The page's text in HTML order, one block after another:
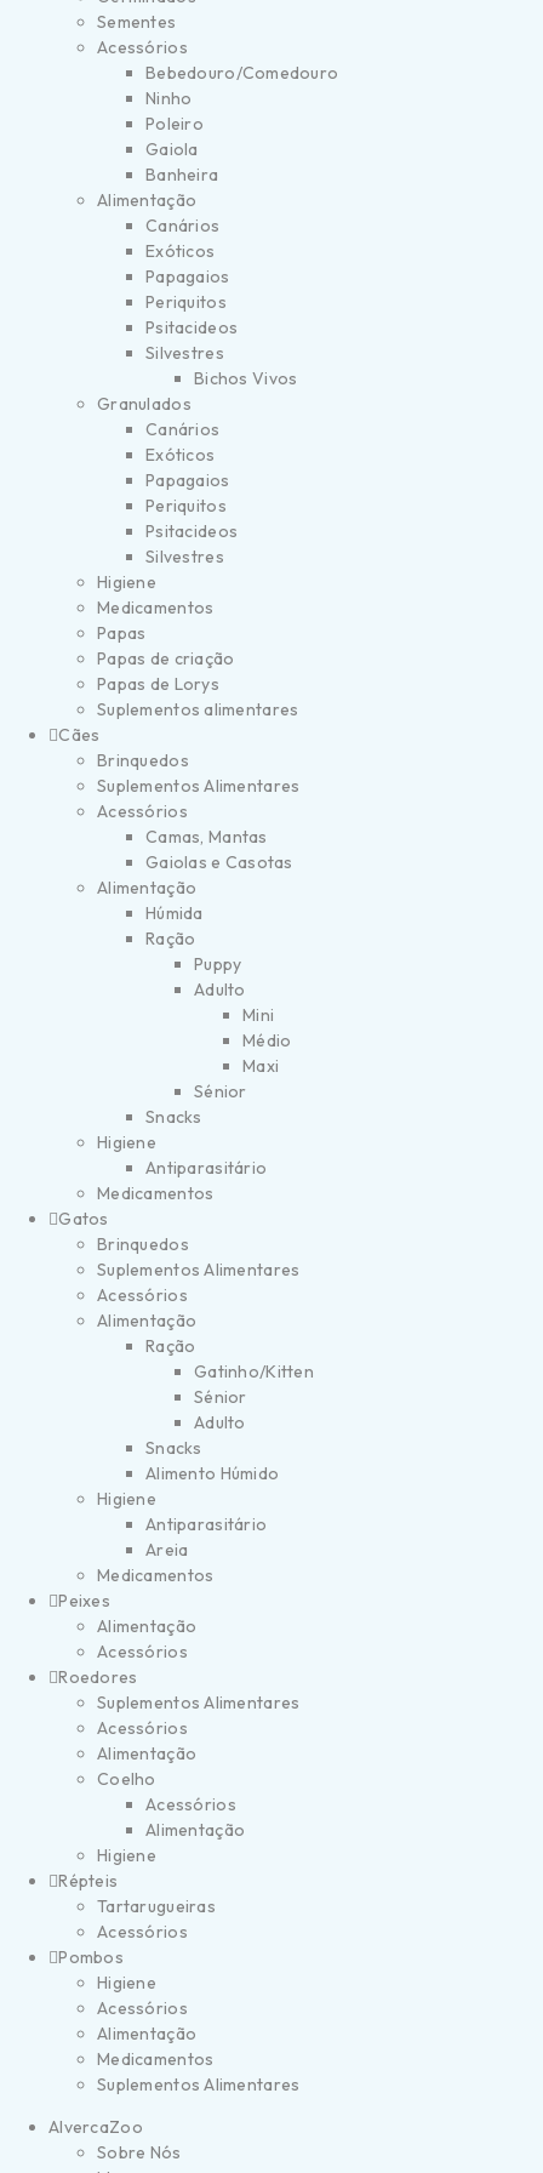
Sementes
Acessórios
Bebedouro/Comedouro
Ninho
Poleiro
Gaiola
Banheira
Alimentação
Canários
Exóticos
Papagaios
Periquitos
Psitacideos
Silvestres
Bichos Vivos
Granulados
Canários
Exóticos
Papagaios
Periquitos
Psitacideos
Silvestres
Higiene
Medicamentos
Papas
Papas de criação
Papas de Lorys
Suplementos alimentares
Cães
Brinquedos
Suplementos Alimentares
Acessórios
Camas, Mantas
Gaiolas e Casotas
Alimentação
Húmida
Ração
Puppy
Adulto
Mini
Médio
Maxi
Sénior
Snacks
Higiene
Antiparasitário
Medicamentos
Gatos
Brinquedos
Suplementos Alimentares
Acessórios
Alimentação
Ração
Gatinho/Kitten
Sénior
Adulto
Snacks
Alimento Húmido
Higiene
Antiparasitário
Areia
Medicamentos
Peixes
Alimentação
Acessórios
Roedores
Suplementos Alimentares
Acessórios
Alimentação
Coelho
Acessórios
Alimentação
Higiene
Répteis
Tartarugueiras
Acessórios
Pombos
Higiene
Acessórios
Alimentação
Medicamentos
Suplementos Alimentares
AlvercaZoo
Sobre Nós